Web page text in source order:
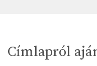
Címlapról